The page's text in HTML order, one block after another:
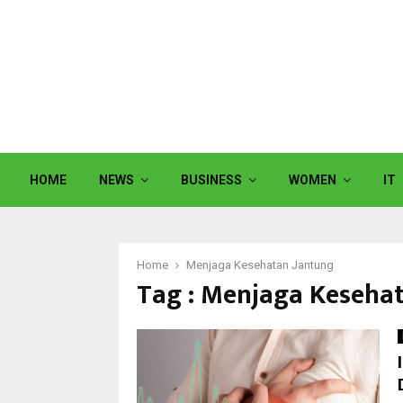
HOME NEWS BUSINESS WOMEN IT
Home Menjaga Kesehatan Jantung
Tag : Menjaga